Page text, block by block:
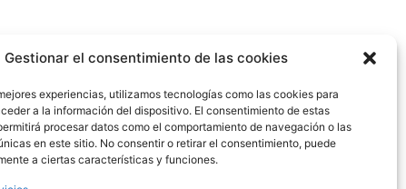
Gestionar el consentimiento de las cookies
experiencias, utilizamos tecnologías como las cookies para
a la información del dispositivo. El consentimiento de estas
procesar datos como el comportamiento de navegación o las
en este sitio. No consentir o retirar el consentimiento, puede
a ciertas características y funciones.